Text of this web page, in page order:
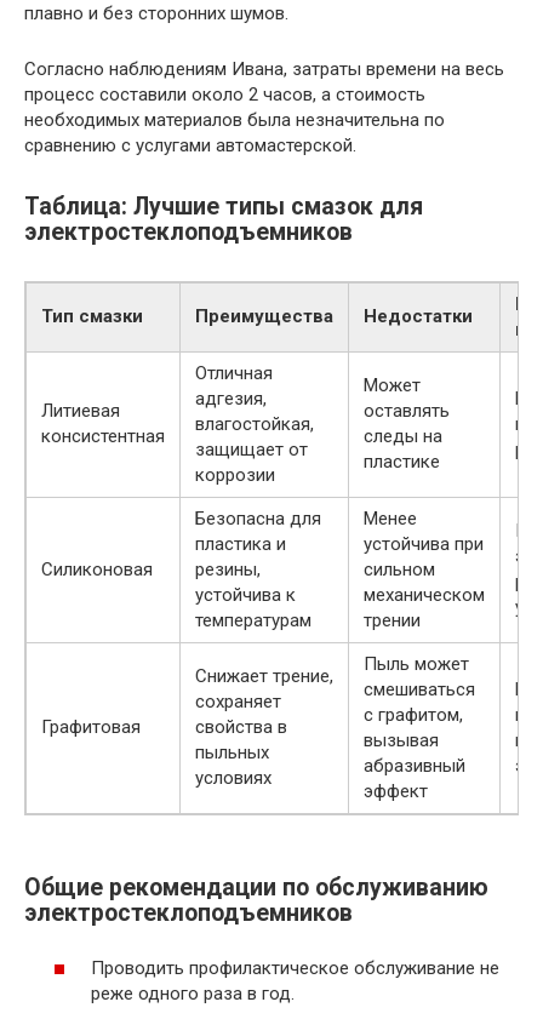
плавно и без сторонних шумов.
Согласно наблюдениям Ивана, затраты времени на весь
процесс составили около 2 часов, а стоимость
необходимых материалов была незначительна по
сравнению с услугами автомастерской.
Таблица: Лучшие типы смазок для
электростеклоподъемников
Тип смазки Преимущества Недостатки
Литиевая
консистентная
Отличная
адгезия,
влагостойкая,
защищает от
коррозии
Может
оставлять
следы на
пластике
Силиконовая
Безопасна для
пластика и
резины,
устойчива к
температурам
Менее
устойчива при
сильном
механическом
трении
Графитовая
Снижает трение,
сохраняет
свойства в
пыльных
условиях
Пыль может
смешиваться
с графитом,
вызывая
абразивный
эффект
Общие рекомендации по обслуживанию
электростеклоподъемников
Проводить профилактическое обслуживание не
реже одного раза в год.